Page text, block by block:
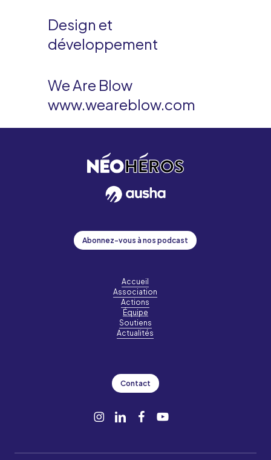
Design et
développement
We Are Blow
www.weareblow.com
Abonnez-vous à nos podcast
Accueil
Association
Actions
Équipe
Soutiens
Actualités
Contact